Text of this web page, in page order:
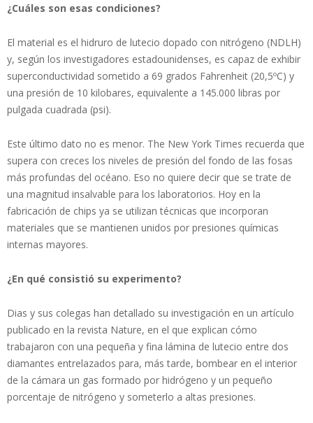
¿Cuáles son esas condiciones?
El material es el hidruro de lutecio dopado con nitrógeno (NDLH)
y, según los investigadores estadounidenses, es capaz de exhibir
superconductividad sometido a 69 grados Fahrenheit (20,5ºC) y
una presión de 10 kilobares, equivalente a 145.000 libras por
pulgada cuadrada (psi).
Este último dato no es menor. The New York Times recuerda que
supera con creces los niveles de presión del fondo de las fosas
más profundas del océano. Eso no quiere decir que se trate de
una magnitud insalvable para los laboratorios. Hoy en la
fabricación de chips ya se utilizan técnicas que incorporan
materiales que se mantienen unidos por presiones químicas
internas mayores.
¿En qué consistió su experimento?
Dias y sus colegas han detallado su investigación en un artículo
publicado en la revista Nature, en el que explican cómo
trabajaron con una pequeña y fina lámina de lutecio entre dos
diamantes entrelazados para, más tarde, bombear en el interior
de la cámara un gas formado por hidrógeno y un pequeño
porcentaje de nitrógeno y someterlo a altas presiones.